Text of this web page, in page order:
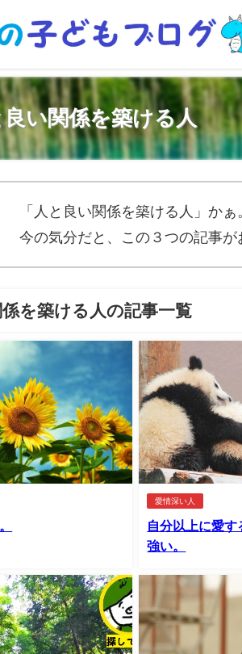
良い関係を築ける人
「人と良い関係を築ける人」かぁ
今の気分だと、この３つの記事が
係を築ける人の記事一覧
愛情深い人
自分以上に愛す
強い。